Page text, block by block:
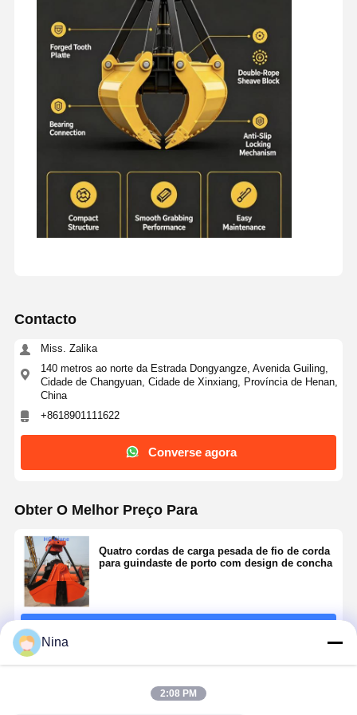
Contacto
Miss. Zalika
140 metros ao norte da Estrada Dongyangze, Avenida Guiling,
Cidade de Changyuan, Cidade de Xinxiang, Província de Henan,
China
+8618901111622
Converse agora
Obter O Melhor Preço Para
Quatro cordas de carga pesada de fio de corda
para guindaste de porto com design de concha
Produtos Recomendados
Nina
2:08 PM